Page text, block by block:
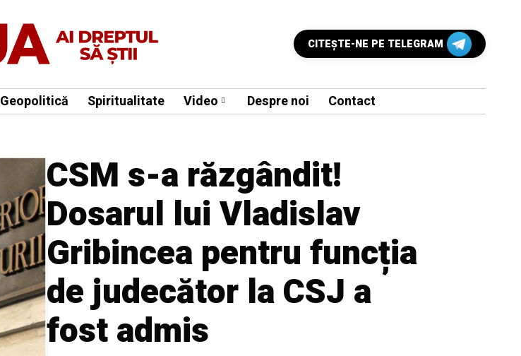
CITEŞTE-NE PE TELEGRAM
Geopolitică Spiritualitate Video Despre noi Contact
CSM s-a răzgândit!
Dosarul lui Vladislav
Gribincea pentru funcția
de judecător la CSJ a
fost admis